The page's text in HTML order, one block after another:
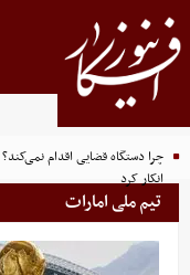
چرا دستگاه قضایی اقدام
انکار کرد
تیم ملی امارات